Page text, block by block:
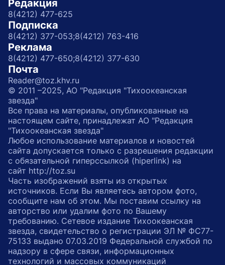
Редакция
8(4212) 477-625
Подписка
8(4212) 377-053;8(4212) 763-416
Реклама
8(4212) 477-650;8(4212) 377-630
Почта
Reader@toz.khv.ru
© 2011 –2025, АО "Редакция "Тихоокеанская
звезда"
Все права на материалы, опубликованные на
настоящем сайте, принадлежат АО "Редакция
"Тихоокеанская звезда"
Любое использование материалов и новостей
сайта допускается только с разрешения редакции
с обязательной гиперссылкой (hiperlink) на
сайт http://toz.su
Часть изображений взяты из открытых
источников. Если Вы являетесь автором фото,
сообщите нам об этом. Мы поставим ссылку на
авторство или удалим фото по Вашему
требованию. Сетевое издание Тихоокеанская
звезда, свидетельство о регистрации ЭЛ № ФС77-
75133 выдано 07.03.2019 Федеральной службой по
надзору в сфере связи, информационных
технологий и массовых коммуникаций